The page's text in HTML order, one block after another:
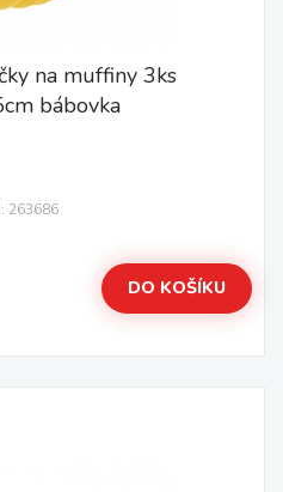
na muffiny 3ks
bábovka
263686
DO KOŠÍKU